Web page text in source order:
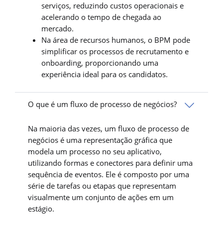
serviços, reduzindo custos operacionais e
acelerando o tempo de chegada ao
mercado.
Na área de recursos humanos, o BPM pode
simplificar os processos de recrutamento e
onboarding, proporcionando uma
experiência ideal para os candidatos.
O que é um fluxo de processo de negócios?
Na maioria das vezes, um fluxo de processo de
negócios é uma representação gráfica que
modela um processo no seu aplicativo,
utilizando formas e conectores para definir uma
sequência de eventos. Ele é composto por uma
série de tarefas ou etapas que representam
visualmente um conjunto de ações em um
estágio.